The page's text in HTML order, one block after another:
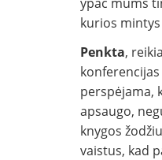
kurios
Penkta,
perspėjama,
apsaugo,
knygos
vaistus, kad